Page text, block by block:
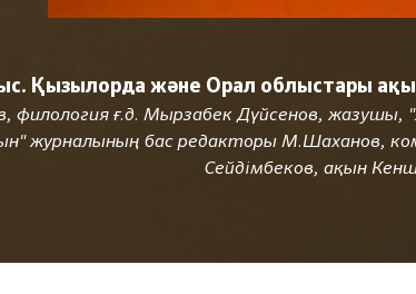
Қызылорда және Орал облыстары
филология ғ.д. Мырзабек Дүйсенов,
журналының бас редакторы М.Шаханов,
Сейдімбеков, ақын